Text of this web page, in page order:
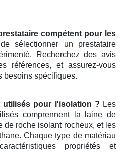
compétent pour les
sélectionner un prestataire
Recherchez des avis
références, et assurez-vous
besoins spécifiques.
utilisés pour l'isolation ? Les
comprennent la laine de
de roche isolant rocheux, et les
Chaque type de matériau
propriétés et